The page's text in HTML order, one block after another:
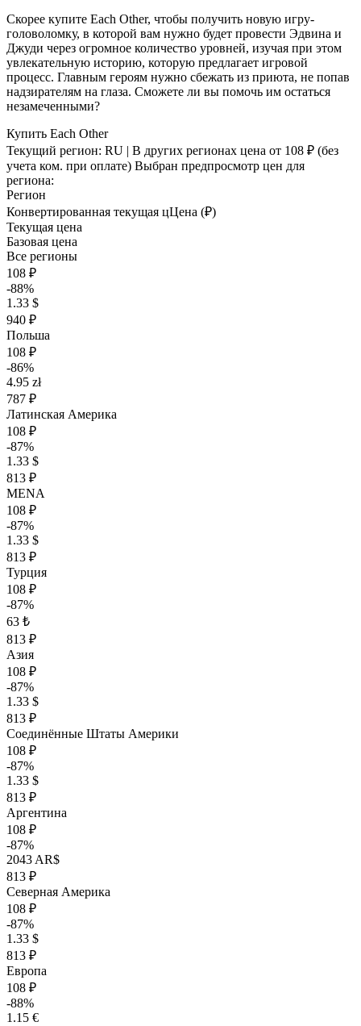
Скорее купите Each Other, чтобы получить новую игру-
головоломку, в которой вам нужно будет провести Эдвина и
Джуди через огромное количество уровней, изучая при этом
увлекательную историю, которую предлагает игровой
процесс. Главным героям нужно сбежать из приюта, не попав
надзирателям на глаза. Сможете ли вы помочь им остаться
незамеченными?
Купить Each Other
Текущий регион: RU | В других регионах цена от 108 ₽ (без
учета ком. при оплате) Выбран предпросмотр цен для
региона:
Регион
Конвертированная текущая цЦена (₽)
Текущая цена
Базовая цена
Все регионы
108 ₽
-88%
1.33 $
940 ₽
Польша
108 ₽
-86%
4.95 zł
787 ₽
Латинская Америка
108 ₽
-87%
1.33 $
813 ₽
MENA
108 ₽
-87%
1.33 $
813 ₽
Турция
108 ₽
-87%
63 ₺
813 ₽
Азия
108 ₽
-87%
1.33 $
813 ₽
Соединённые Штаты Америки
108 ₽
-87%
1.33 $
813 ₽
Аргентина
108 ₽
-87%
2043 AR$
813 ₽
Северная Америка
108 ₽
-87%
1.33 $
813 ₽
Европа
108 ₽
-88%
1.15 €